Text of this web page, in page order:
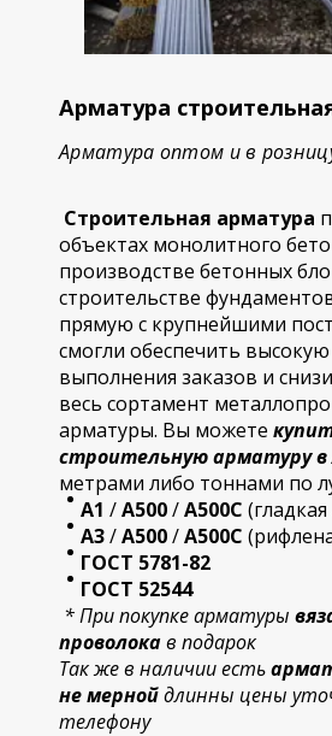
Арматура
Арматура оптом и в
Строительная арматура
объектах монолитного
производстве бетонных
строительстве
прямую с крупнейшими
смогли обеспечить высокую
выполнения заказов и
весь сортамент
арматуры. Вы можете
строительнуюарматуру
метрами либо тоннами по
А1 /А500/А500С
А3/А500/А500С
ГОСТ 5781-82
ГОСТ 52544
* При покупке арматуры
проволокав подарок
Так же в наличии есть
не мернойдлинны цены
телефону